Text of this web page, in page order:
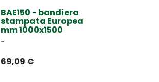
BAE150 - bandiera
stampata Europea
mm 1000x1500
-
69,09 €